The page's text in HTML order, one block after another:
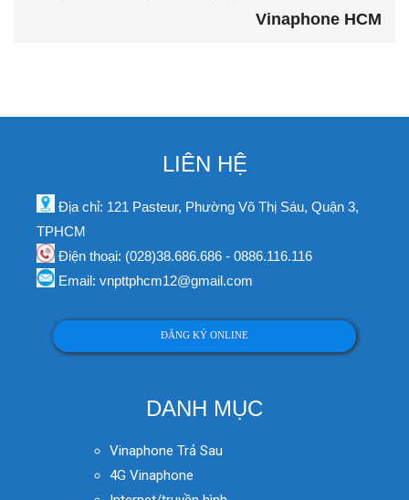
Vinaphone HCM
LIÊN HỆ
Địa chỉ: 121 Pasteur, Phường Võ Thị Sáu, Quận 3,
TPHCM
Điện thoại: (028)38.686.686 - 0886.116.116
Email: vnpttphcm12@gmail.com
ĐĂNG KÝ ONLINE
DANH MỤC
Vinaphone Trả Sau
4G Vinaphone